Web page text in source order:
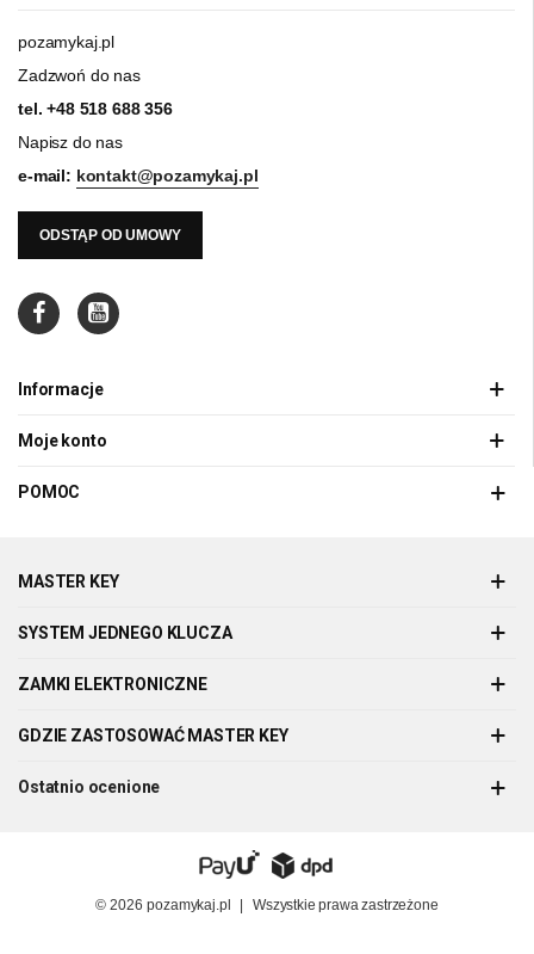
pozamykaj.pl
Zadzwoń do nas
tel.+48 518 688 356
Napisz do nas
e-mail: kontakt@pozamykaj.pl
ODSTĄP OD UMOWY
Informacje
Moje konto
POMOC
MASTER KEY
SYSTEM JEDNEGO KLUCZA
ZAMKI ELEKTRONICZNE
GDZIE ZASTOSOWAĆ MASTER KEY
Ostatnio ocenione
© 2026 pozamykaj.pl Wszystkie prawa zastrzeżone